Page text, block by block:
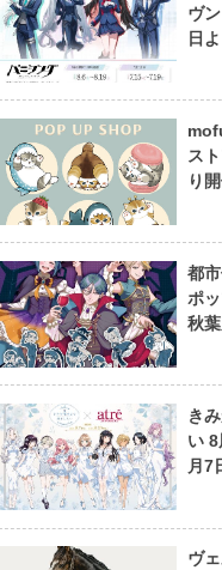
ヴ
日
ス
り
都
ポ
秋
き
い
月7
ヴ